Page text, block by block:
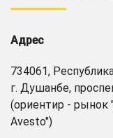
Адрес
734061,
г. Душанбе,
(ориентир - рынок
Avesto")